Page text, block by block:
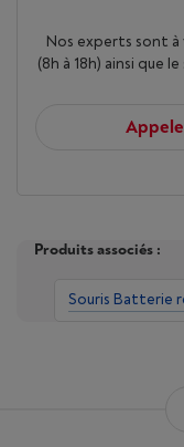
Nos experts sont
(8h à 18h) ainsi que
Produits associés :
Souris Batterie